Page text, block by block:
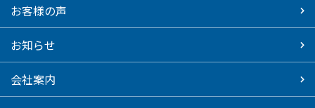
お客様の声
お知らせ
会社案内